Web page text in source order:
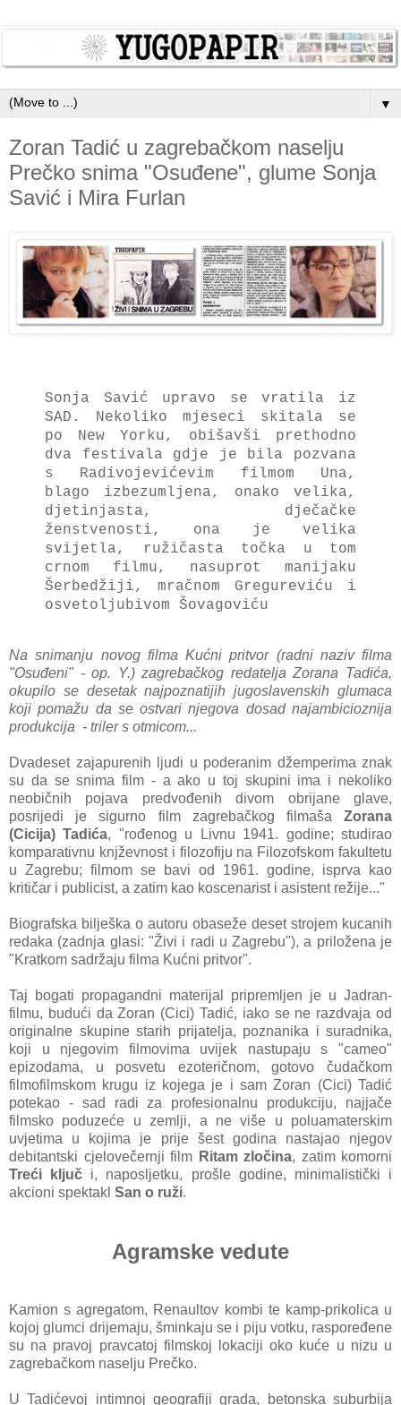
▼
Zoran Tadić u zagrebačkom naselju
Prečko snima "Osuđene", glume Sonja
Savić i Mira Furlan
Sonja Savić upravo se vratila iz
SAD. Nekoliko mjeseci skitala se
po New Yorku, obišavši prethodno
dva festivala gdje je bila pozvana
s Radivojevićevim filmom Una,
blago izbezumljena, onako velika,
djetinjasta, dječačke
ženstvenosti, ona je velika
svijetla, ružičasta točka u tom
crnom filmu, nasuprot manijaku
Šerbedžiji, mračnom Gregureviću i
osvetoljubivom Šovagoviću
Na snimanju novog filma Kućni pritvor (radni naziv filma
"Osuđeni" - op. Y.) zagrebačkog redatelja Zorana Tadića,
okupilo se desetak najpoznatijih jugoslavenskih glumaca
koji pomažu da se ostvari njegova dosad najambicioznija
produkcija - triler s otmicom...
Dvadeset zajapurenih ljudi u poderanim džemperima znak
su da se snima film - a ako u toj skupini ima i nekoliko
neobičnih pojava predvođenih divom obrijane glave,
posrijedi je sigurno film zagrebačkog filmaša Zorana
(Cicija) Tadića, "rođenog u Livnu 1941. godine; studirao
komparativnu knjževnost i filozofiju na Filozofskom fakultetu
u Zagrebu; filmom se bavi od 1961. godine, isprva kao
kritičar i publicist, a zatim kao koscenarist i asistent režije..."
Biografska bilješka o autoru obaseže deset strojem kucanih
redaka (zadnja glasi: "Živi i radi u Zagrebu"), a priložena je
"Kratkom sadržaju filma Kućni pritvor".
Taj bogati propagandni materijal pripremljen je u Jadran-
filmu, budući da Zoran (Cici) Tadić, iako se ne razdvaja od
originalne skupine starih prijatelja, poznanika i suradnika,
koji u njegovim filmovima uvijek nastupaju s "cameo"
epizodama, u posvetu ezoteričnom, gotovo čudačkom
filmofilmskom krugu iz kojega je i sam Zoran (Cici) Tadić
potekao - sad radi za profesionalnu produkciju, najjače
filmsko poduzeće u zemlji, a ne više u poluamaterskim
uvjetima u kojima je prije šest godina nastajao njegov
debitantski cjelovečernji film Ritam zločina, zatim komorni
Treći ključ i, naposljetku, prošle godine, minimalistički i
akcioni spektakl San o ruži.
Agramske vedute
Kamion s agregatom, Renaultov kombi te kamp-prikolica u
kojoj glumci drijemaju, šminkaju se i piju votku, raspoređene
su na pravoj pravcatoj filmskoj lokaciji oko kuće u nizu u
zagrebačkom naselju Prečko.
U Tadićevoj intimnoj geografiji grada, betonska suburbija